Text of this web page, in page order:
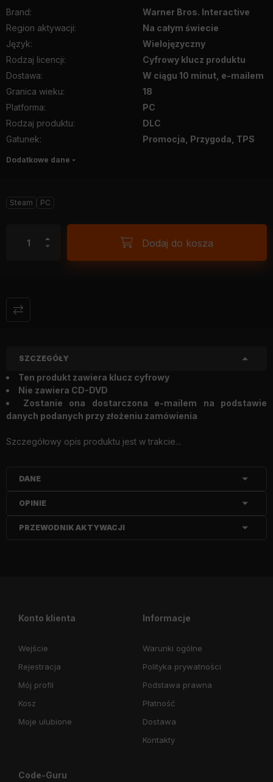
Brand:
Warner Bros. Interactive
Region aktywacji:
Na całym świecie
Język:
Wielojęzyczny
Rodzaj licencji:
Cyfrowy klucz produktu
Dostawa:
W ciągu 10 minut, e-mailem
Granica wieku:
18
Platforma:
PC
Rodzaj produktu:
DLC
Gatunek: Promocja, Przygoda, TPS
Dodatkowe dane
Steam PC
Dodaj do kosza
SZCZEGÓŁY
Ten produkt zawiera klucz cyfrowy
Nie zawiera CD-DVD
Zostanie ona dostarczona e-mailem na podstawie
danych podanych przy złożeniu zamówienia
Szczegółowy opis produktu jest w trakcie...
DANE
OPINIE
PRZEWODNIK AKTYWACJI
Konto klienta
Wejście
Rejestracja
Mój profil
Kosz
Moje ulubione
Informacje
Warunki ogólne
Polityka prywatności
Podstawa prawna
Płatność
Dostawa
Kontakty
Code-Guru